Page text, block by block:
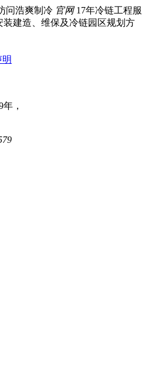
问浩爽制冷 官网 17年冷链工程服
建造、维保及冷链园区规划方
，